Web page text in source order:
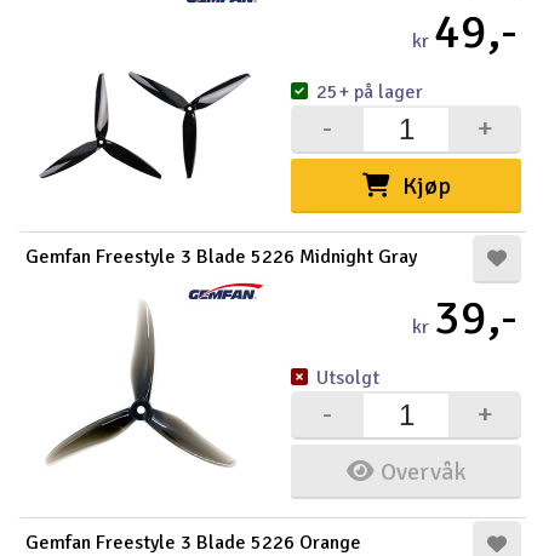
kr 49,-
Kjøp
+
-
25+ på lager
Gemfan Freestyle 3 Blade 5226 Midnight Gray
kr 39,-
Overvåk
+
-
Utsolgt
Gemfan Freestyle 3 Blade 5226 Orange